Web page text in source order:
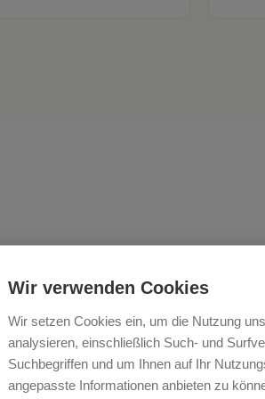
die Zeit
wieder
BIBERLE
Wir verwenden Cookies
Wir setzen Cookies ein, um die Nutzung
analysieren, einschließlich Such- und
Suchbegriffen und um Ihnen auf Ihr
angepasste Informationen anbieten zu